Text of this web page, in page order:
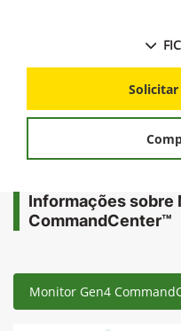
Informações sobre
CommandCenter™
Monitor Gen4